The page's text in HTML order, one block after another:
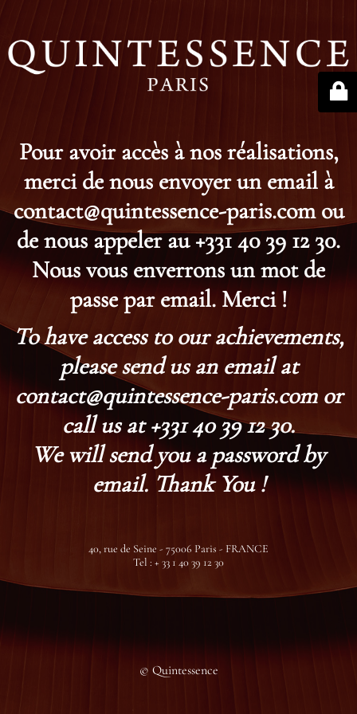
Pour avoir accès à nos réalisations,
merci de nous envoyer un email à
contact@quintessence-paris.com ou
de nous appeler au +331 40 39 12 30.
Nous vous enverrons un mot de
passe par email. Merci !
To have access to our achievements,
please send us an email at
contact@quintessence-paris.com or
call us at +331 40 39 12 30.
We will send you a password by
email. Thank You !
40, rue de Seine - 75006 Paris - FRANCE
Tel : + 33 1 40 39 12 30
© Quintessence